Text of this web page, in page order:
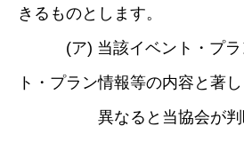
きるものとします。
(ア) 当該イベント・プラ
ト・プラン情報等の内容と著し
異なると当協会が判断